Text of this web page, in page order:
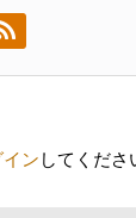
イン してくださ